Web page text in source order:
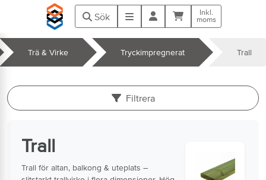
Hoppa till huvudinnehåll
Sök Meny Kundvagn
Inkl.
moms
Trä & Virke Tryckimpregnerat Trall
Filtrera
Trall
Trall för altan, balkong & uteplats –